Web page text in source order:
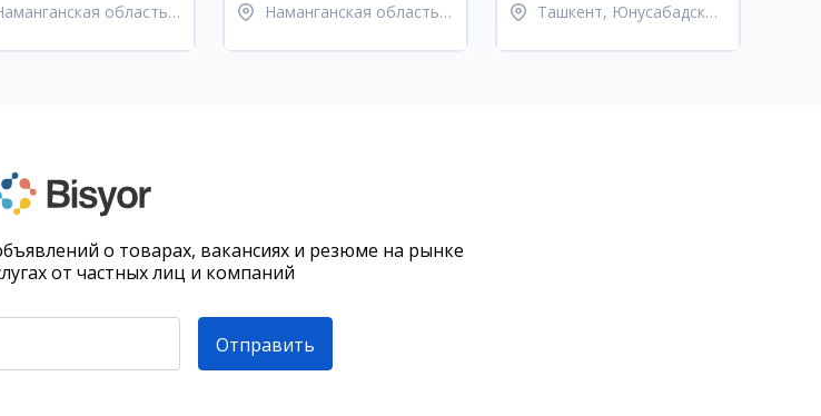
область,
Наманганская область,
Ташкент, Юнусабадский
о товарах, вакансиях и резюме на рынке
от частных лиц и компаний
Отправить